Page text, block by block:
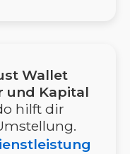
Wallet
und Kapital
hilft dir